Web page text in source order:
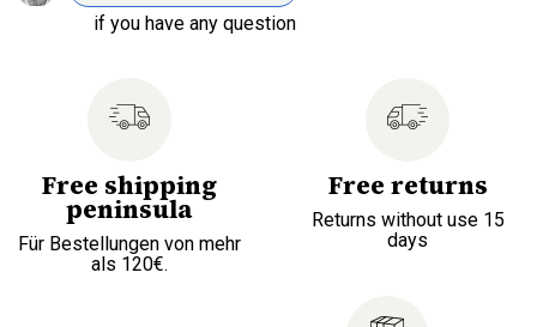
if you have any question
Free shipping
peninsula
Für Bestellungen von mehr
als 120€.
Free returns
Returns without use 15
days